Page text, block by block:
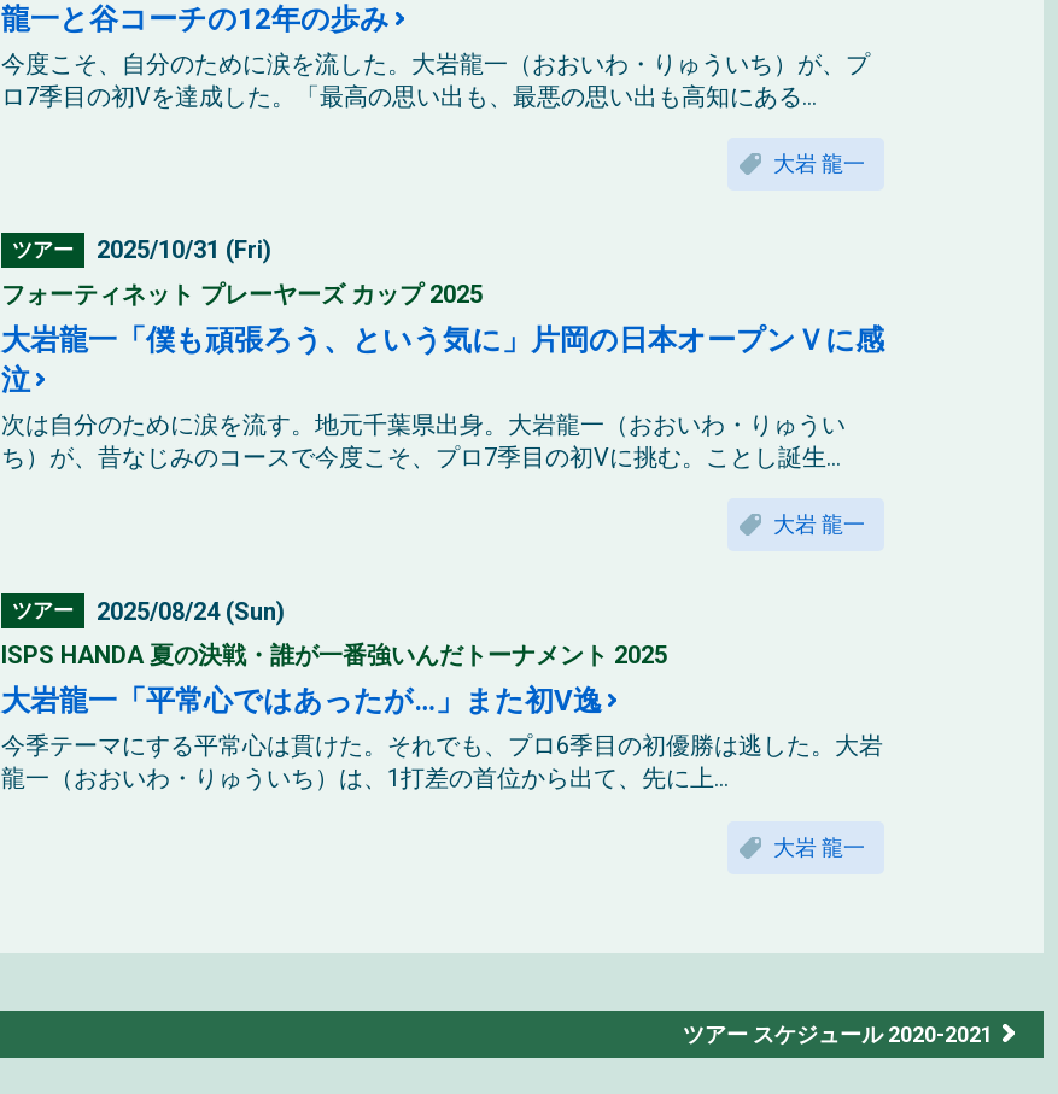
龍一と谷コーチの12年の歩み
今度こそ、自分のために涙を流した。大岩龍一（おおいわ・りゅういち）が、プ
ロ7季目の初Vを達成した。「最高の思い出も、最悪の思い出も高知にある...
大岩 龍一
ツアー
2025/10/31 (Fri)
フォーティネット プレーヤーズ カップ 2025
大岩龍一「僕も頑張ろう、という気に」片岡の日本オープンＶに感
泣
次は自分のために涙を流す。地元千葉県出身。大岩龍一（おおいわ・りゅうい
ち）が、昔なじみのコースで今度こそ、プロ7季目の初Vに挑む。ことし誕生...
大岩 龍一
ツアー
2025/08/24 (Sun)
ISPS HANDA 夏の決戦・誰が一番強いんだトーナメント 2025
大岩龍一「平常心ではあったが…」また初V逸
今季テーマにする平常心は貫けた。それでも、プロ6季目の初優勝は逃した。大岩
龍一（おおいわ・りゅういち）は、1打差の首位から出て、先に上...
大岩 龍一
ツアー スケジュール 2020-2021